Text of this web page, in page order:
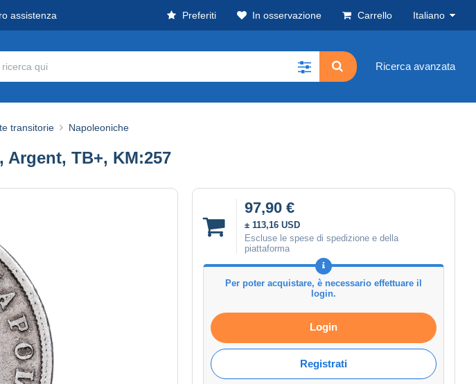
assistenza Preferiti In osservazione Carrello Italiano
Ricerca avanzata
transitorie Napoleoniche
Argent, TB+, KM:257
97,90 €
± 113,16 USD
Escluse le spese di spedizione e della
piattaforma
Per poter acquistare, è necessario effettuare il
login.
Login
Registrati